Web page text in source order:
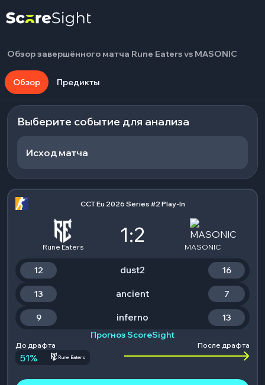
Обзор завершённого матча Rune Eaters vs MASONIC
Обзор Предикты
Выберите событие для анализа
Исход матча
CCT Eu 2026 Series #2 Play-In
Rune Eaters
1:2
MASONIC
12 dust2 16
13 ancient 7
9 inferno
13
Прогноз ScoreSight
До драфта После драфта
51% Rune Eaters